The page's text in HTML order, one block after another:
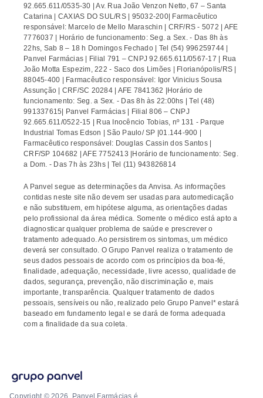
92.665.611/0535-30 | Av. Rua João Venzon Netto, 67 – Santa
Catarina | CAXIAS DO SUL/RS | 95032-200| Farmacêutico
responsável: Marcelo de Mello Maraschin | CRF/RS - 5072 | AFE
7776037 | Horário de funcionamento: Seg. a Sex. - Das 8h às
22hs, Sab 8 – 18 h Domingos Fechado | Tel (54) 996259744 |
Panvel Farmácias | Filial 791 – CNPJ 92.665.611/0567-17 | Rua
João Motta Espezim, 222 - Saco dos Limões | Florianópolis/RS |
88045-400 | Farmacêutico responsável: Igor Vinicius Sousa
Assunção | CRF/SC 20284 | AFE 7841362 |Horário de
funcionamento: Seg. a Sex. - Das 8h às 22:00hs | Tel (48)
991337615| Panvel Farmácias | Filial 806 – CNPJ
92.665.611/0522-15 | Rua Inocêncio Tobias, nº 131 - Parque
Industrial Tomas Edson | São Paulo/ SP |01.144-900 |
Farmacêutico responsável: Douglas Cassin dos Santos |
CRF/SP 104682 | AFE 7752413 |Horário de funcionamento: Seg.
a Dom. - Das 7h às 23hs | Tel (11) 943826814
A Panvel segue as determinações da Anvisa. As informações
contidas neste site não devem ser usadas para automedicação
e não substituem, em hipótese alguma, as orientações dadas
pelo profissional da área médica. Somente o médico está apto a
diagnosticar qualquer problema de saúde e prescrever o
tratamento adequado. Ao persistirem os sintomas, um médico
deverá ser consultado. O Grupo Panvel realiza o tratamento de
seus dados pessoais de acordo com os princípios da boa-fé,
finalidade, adequação, necessidade, livre acesso, qualidade de
dados, segurança, prevenção, não discriminação e, mais
importante, transparência. Qualquer tratamento de dados
pessoais, sensíveis ou não, realizado pelo Grupo Panvel* estará
baseado em fundamento legal e se dará de forma adequada
com a finalidade da sua coleta.
Copyright © 2026. Panvel Farmácias é